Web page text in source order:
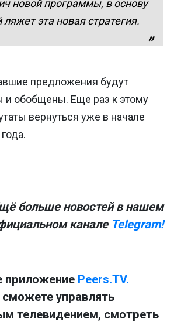
новой программы, в основу
ляжет эта новая стратегия.
предложения будут
и обобщены. Еще раз к этому
вернуться уже в начале
больше новостей в нашем
канале Telegram!
приложение Peers.TV.
управлять
телевидением, смотреть